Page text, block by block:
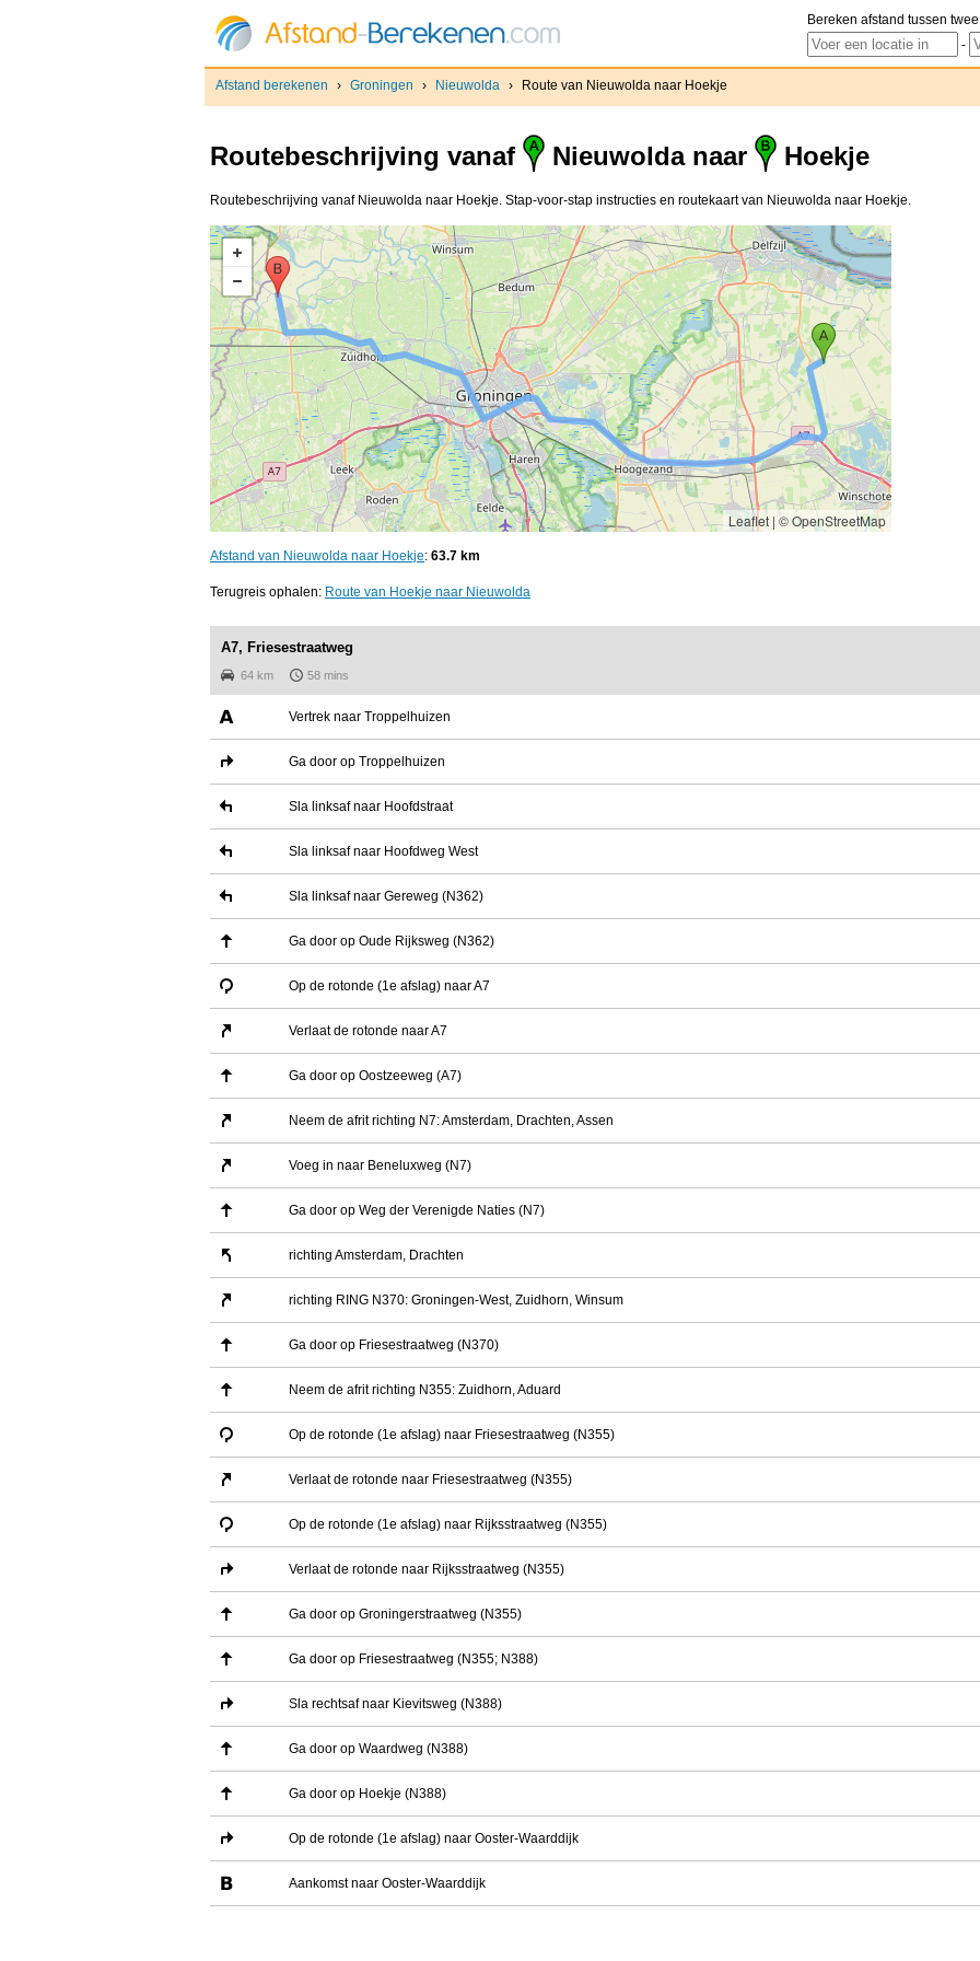
Bereken afstand tussen
-
Afstand berekenen › Groningen › Nieuwolda › Route van Nieuwolda naar Hoekje
Routebeschrijving vanaf Nieuwolda naar Hoekje
Routebeschrijving vanaf Nieuwolda naar Hoekje. Stap-voor-stap instructies en routekaart van Nieuwolda naar Hoekje.
Leaflet | © OpenStreetMap
Afstand van Nieuwolda naar Hoekje: 63.7 km
Terugreis ophalen: Route van Hoekje naar Nieuwolda
A7, Friesestraatweg
64 km 58 mins
Vertrek naar Troppelhuizen
Ga door op Troppelhuizen
Sla linksaf naar Hoofdstraat
Sla linksaf naar Hoofdweg West
Sla linksaf naar Gereweg (N362)
Ga door op Oude Rijksweg (N362)
Op de rotonde (1e afslag) naar A7
Verlaat de rotonde naar A7
Ga door op Oostzeeweg (A7)
Neem de afrit richting N7: Amsterdam, Drachten, Assen
Voeg in naar Beneluxweg (N7)
Ga door op Weg der Verenigde Naties (N7)
richting Amsterdam, Drachten
richting RING N370: Groningen-West, Zuidhorn, Winsum
Ga door op Friesestraatweg (N370)
Neem de afrit richting N355: Zuidhorn, Aduard
Op de rotonde (1e afslag) naar Friesestraatweg (N355)
Verlaat de rotonde naar Friesestraatweg (N355)
Op de rotonde (1e afslag) naar Rijksstraatweg (N355)
Verlaat de rotonde naar Rijksstraatweg (N355)
Ga door op Groningerstraatweg (N355)
Ga door op Friesestraatweg (N355; N388)
Sla rechtsaf naar Kievitsweg (N388)
Ga door op Waardweg (N388)
Ga door op Hoekje (N388)
Op de rotonde (1e afslag) naar Ooster-Waarddijk
Aankomst naar Ooster-Waarddijk